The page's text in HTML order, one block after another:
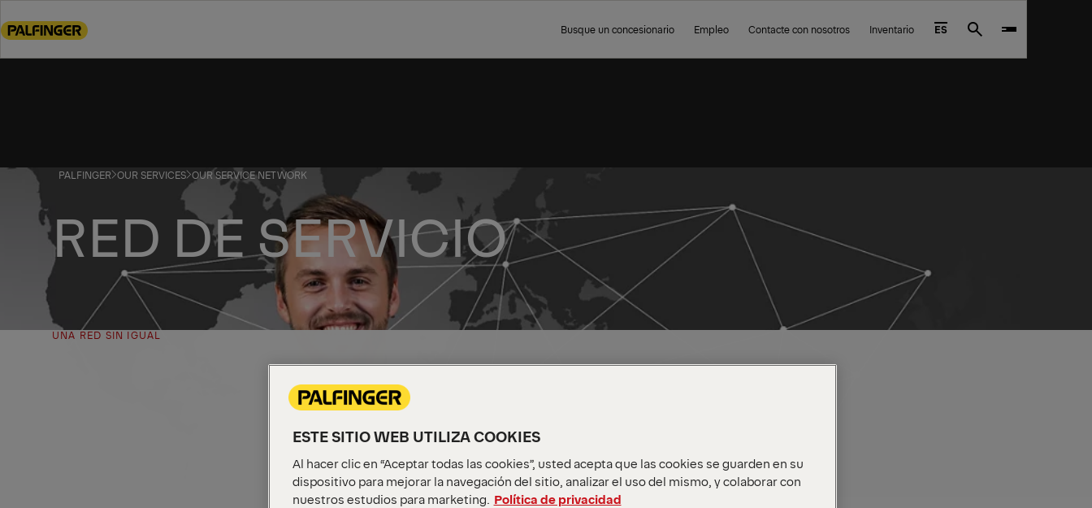
to
Busque un concesionario Empleo Contacte con nosotros Inventario ES Search
PALFINGER OUR SERVICES OUR SERVICE NETWORK
RED DE SERVICIO
UNA RED SIN IGUAL
ESTE SITIO WEB UTILIZA COOKIES
Al hacer clic en “Aceptar todas las cookies”, usted acepta que las cookies se guarden en su
dispositivo para mejorar la navegación del sitio, analizar el uso del mismo, y colaborar con
nuestros estudios para marketing. Política de privacidad